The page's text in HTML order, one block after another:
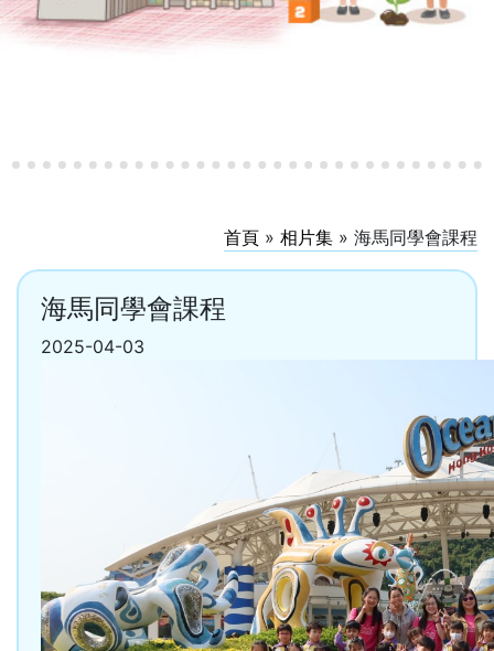
首頁 » 相片集 » 海馬同學會課程
海馬同學會課程
2025-04-03